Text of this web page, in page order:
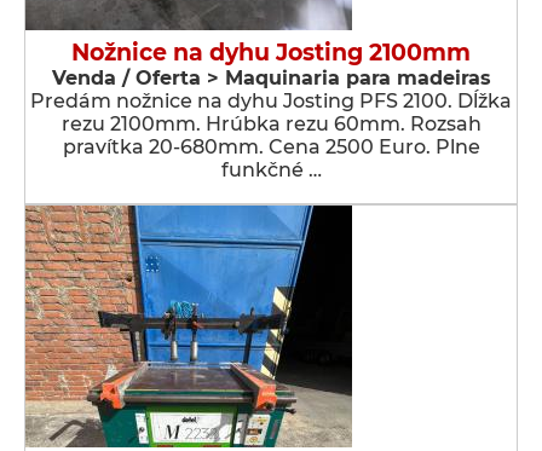
Nožnice na dyhu Josting 2100mm
Venda / Oferta > Maquinaria para madeiras
Predám nožnice na dyhu Josting PFS 2100. Dĺžka
rezu 2100mm. Hrúbka rezu 60mm. Rozsah
pravítka 20-680mm. Cena 2500 Euro. Plne
funkčné …